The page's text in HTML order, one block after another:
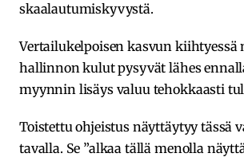
skaalautumiskyvystä.
Vertailukelpoisen kasvun kiihtyessä
hallinnon kulut pysyvät lähes
myynnin lisäys valuu tehokkaasti
Toistettu ohjeistus näyttäytyy tässä
tavalla. Se ”alkaa tällä menolla